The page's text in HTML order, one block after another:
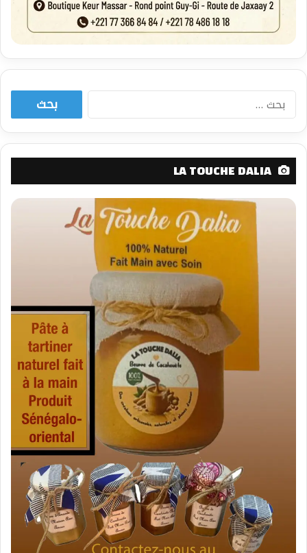
البحث
LA TOUCHE DALIA